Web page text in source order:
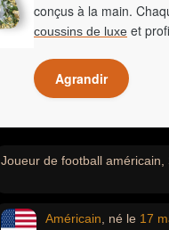
conçus à la main.
coussins de luxe et
Agrandir
Joueur de football américain,
Américain , né le 17